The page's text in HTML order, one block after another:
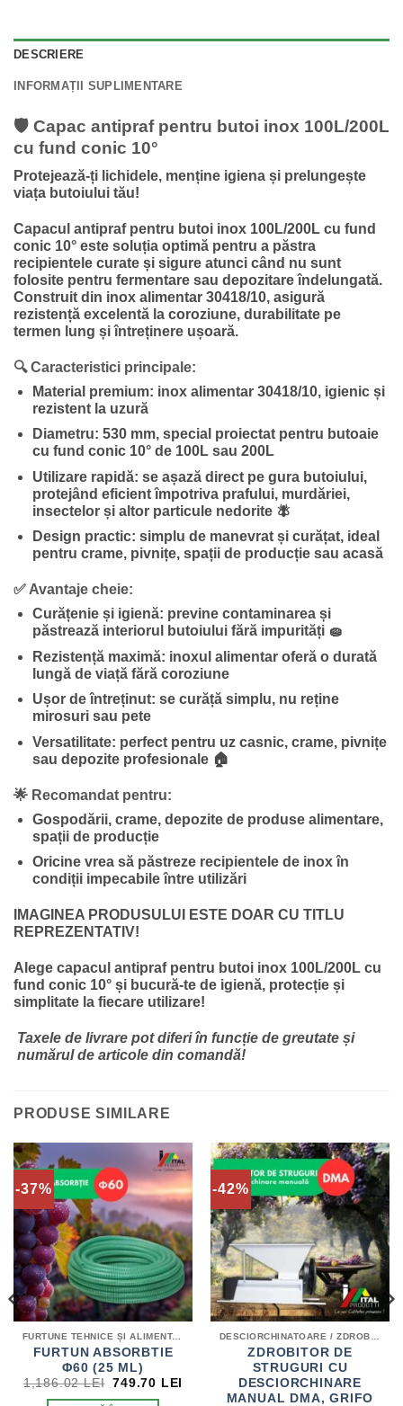
DESCRIERE
INFORMAȚII SUPLIMENTARE
🛡️ Capac antipraf pentru butoi inox 100L/200L
cu fund conic 10°
Protejează-ți lichidele, menține igiena și prelungește
viața butoiului tău!
Capacul antipraf pentru butoi inox 100L/200L cu fund
conic 10° este soluția optimă pentru a păstra
recipientele curate și sigure atunci când nu sunt
folosite pentru fermentare sau depozitare îndelungată.
Construit din inox alimentar 30418/10, asigură
rezistență excelentă la coroziune, durabilitate pe
termen lung și întreținere ușoară.
🔍 Caracteristici principale:
Material premium: inox alimentar 30418/10, igienic și
rezistent la uzură
Diametru: 530 mm, special proiectat pentru butoaie
cu fund conic 10° de 100L sau 200L
Utilizare rapidă: se așază direct pe gura butoiului,
protejând eficient împotriva prafului, murdăriei,
insectelor și altor particule nedorite 🪰
Design practic: simplu de manevrat și curățat, ideal
pentru crame, pivnițe, spații de producție sau acasă
✅ Avantaje cheie:
Curățenie și igienă: previne contaminarea și
păstrează interiorul butoiului fără impurități 🧽
Rezistență maximă: inoxul alimentar oferă o durată
lungă de viață fără coroziune
Ușor de întreținut: se curăță simplu, nu reține
mirosuri sau pete
Versatilitate: perfect pentru uz casnic, crame, pivnițe
sau depozite profesionale 🏠
🌟 Recomandat pentru:
Gospodării, crame, depozite de produse alimentare,
spații de producție
Oricine vrea să păstreze recipientele de inox în
condiții impecabile între utilizări
IMAGINEA PRODUSULUI ESTE DOAR CU TITLU
REPREZENTATIV!
Alege capacul antipraf pentru butoi inox 100L/200L cu
fund conic 10° și bucură-te de igienă, protecție și
simplitate la fiecare utilizare!
Taxele de livrare pot diferi în funcție de greutate și
numărul de articole din comandă!
PRODUSE SIMILARE
-37%
FURTUNE TEHNICE ȘI ALIMENTARE
FURTUN ABSORBTIE
Φ60 (25 ML)
1,186.02LEI PREȚUL
749.70 LEI
CURENT
-42%
ZDROBITOR DE
STRUGURI CU
DESCIORCHINARE
MANUAL DMA, GRIFO